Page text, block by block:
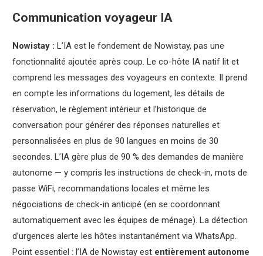
Communication voyageur IA
Nowistay : L’IA est le fondement de Nowistay, pas une
fonctionnalité ajoutée après coup. Le co-hôte IA natif lit et
comprend les messages des voyageurs en contexte. Il prend
en compte les informations du logement, les détails de
réservation, le règlement intérieur et l’historique de
conversation pour générer des réponses naturelles et
personnalisées en plus de 90 langues en moins de 30
secondes. L’IA gère plus de 90 % des demandes de manière
autonome — y compris les instructions de check-in, mots de
passe WiFi, recommandations locales et même les
négociations de check-in anticipé (en se coordonnant
automatiquement avec les équipes de ménage). La détection
d’urgences alerte les hôtes instantanément via WhatsApp.
Point essentiel : l’IA de Nowistay est entièrement autonome